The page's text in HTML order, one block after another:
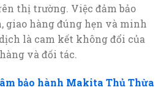
thị trường. Việc đảm bảo
giao hàng đúng hẹn và minh
là cam kết không đổi của
và đối tác.
bảo hành Makita Thủ Thừa